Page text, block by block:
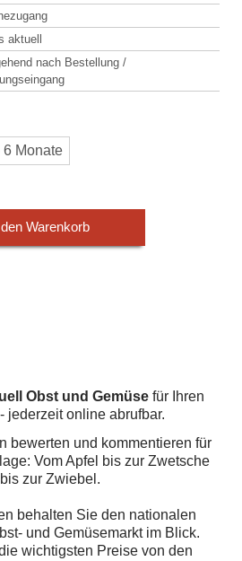
aktuell
nach Bestellung /
6 Monate
den Warenkorb
Obst und Gemüse für Ihren
jederzeit online abrufbar.
bewerten und kommentieren für
Vom Apfel bis zur Zwetsche
zur Zwiebel.
behalten Sie den nationalen
und Gemüsemarkt im Blick.
wichtigsten Preise von den